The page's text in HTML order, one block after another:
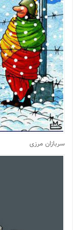
سربازان مرزی